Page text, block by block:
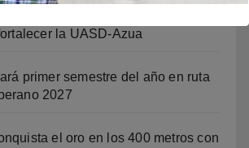
la UASD-Azua
primer semestre del año en ruta
2027
el oro en los 400 metros con